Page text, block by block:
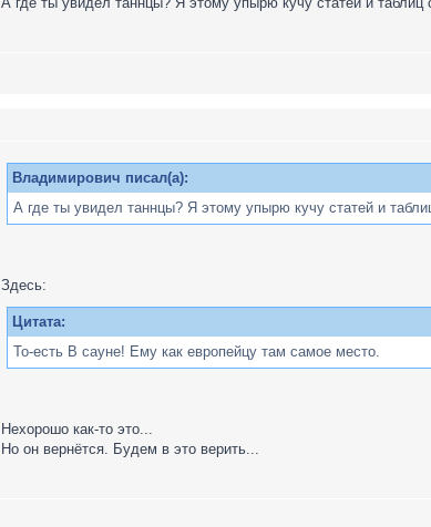
Владимирович писал(а):
А где ты увидел таннцы? Я этому упырю кучу статей и
Здесь:
Цитата:
То-есть В сауне! Ему как европейцу там самое место.
Нехорошо как-то это...
Но он вернётся. Будем в это верить...